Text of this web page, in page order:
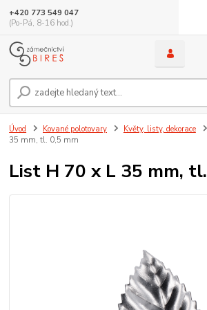
+420 773 549 047
(Po-Pá, 8-16 hod.)
Úvod Kované polotovary Květy, listy, dekorace
35 mm, tl. 0,5 mm
List H 70 x L 35 mm,